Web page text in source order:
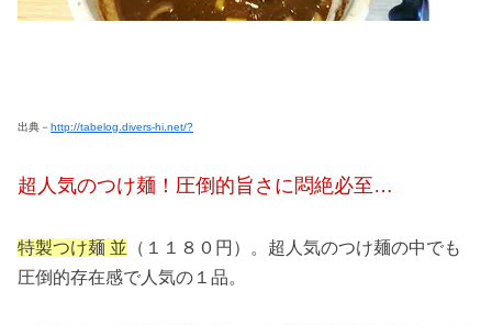
出典－ http://tabelog.divers-hi.net/?
超人気のつけ麺！圧倒的旨さに悶絶必至…
特製つけ麺 並 （１１８０円）。超人気のつけ麺の中でも
圧倒的存在感で人気の１品。